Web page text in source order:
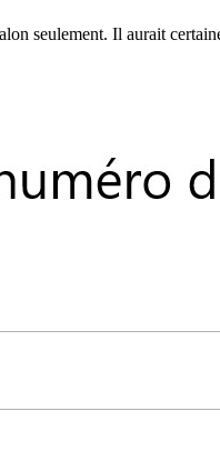
seulement. Il aurait